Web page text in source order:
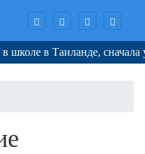
в Таиланде, сначала